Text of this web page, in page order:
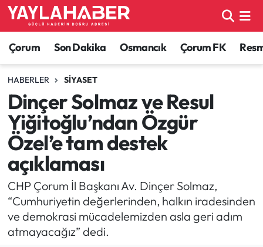
Çorum Son Dakika Osmancık Çorum FK
HABERLER SIYASET
Dinçer Solmaz ve Resul
Yiğitoğlu’ndan Özgür
Özel’e tam destek
açıklaması
CHP Çorum İl Başkanı Av. Dinçer Solmaz,
“Cumhuriyetin değerlerinden, halkın iradesinden
ve demokrasi mücadelemizden asla geri adım
atmayacağız” dedi.
Alaca Haberleri
Bayat Haberleri
Bilgi - Keşfet Haberleri
Bilim ve Teknoloji
Boğazkale Haberleri
Çorum Haberleri
Çorum Son Dakika Haberleri
Çorum Nöbetçi Eczaneler
Çorum Hava Durumu
Çorum Namaz Vakitleri
Çorum Trafik Yoğunluk Haritası
TFF 1.Lig Puan Durumu ve Fikstür
Tüm Manşetler
Son Dakika Haberleri